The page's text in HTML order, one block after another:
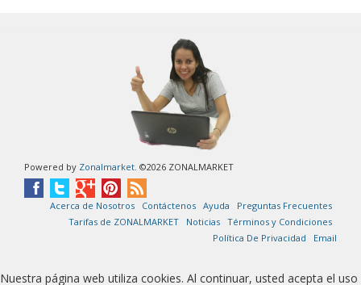
Powered by Zonalmarket. ©2026 ZONALMARKET
Acerca de Nosotros Contáctenos Ayuda
Preguntas Frecuentes
Tarifas de ZONALMARKET
Noticias Términos y Condiciones
Política De Privacidad
Email
Nuestra página web utiliza cookies. Al continuar, usted acepta el uso